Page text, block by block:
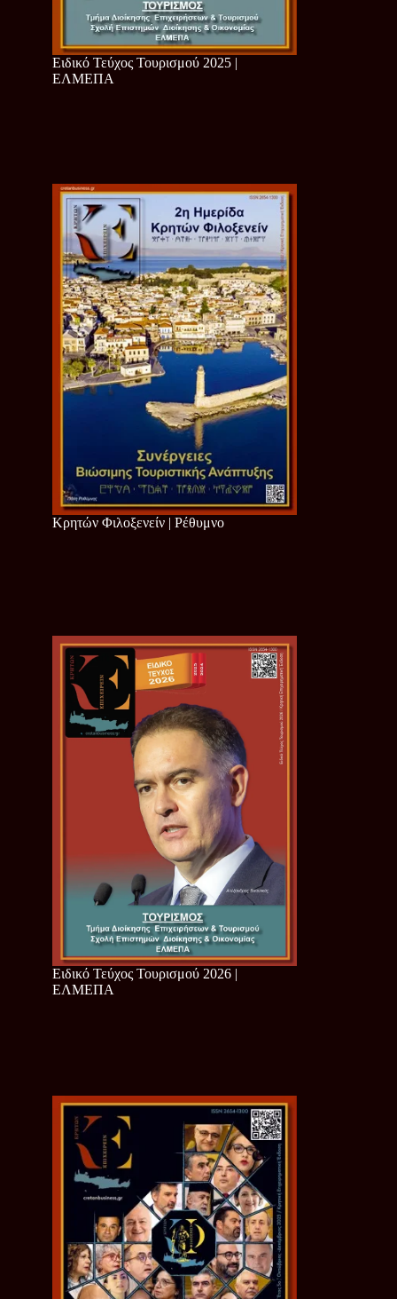
Ειδικό Τεύχος Τουρισμού 2025 |
ΕΛΜΕΠΑ
Κρητών Φιλοξενείν | Ρέθυμνο
Ειδικό Τεύχος Τουρισμού 2026 |
ΕΛΜΕΠΑ